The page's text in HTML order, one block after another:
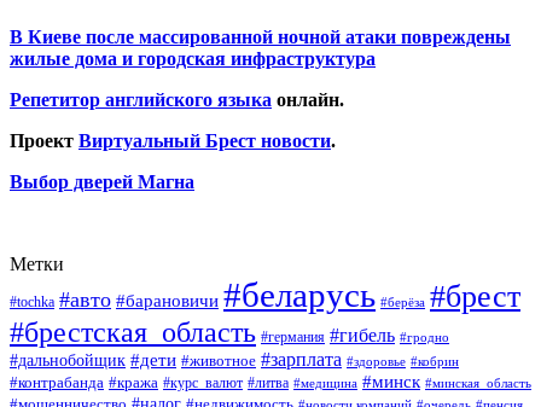
В Киеве после массированной ночной атаки повреждены
жилые дома и городская инфраструктура
Репетитор английского языка онлайн.
Проект Виртуальный Брест новости.
Выбор дверей Магна
Метки
#tochka #авто #барановичи #беларусь #берёза #брест
#брестская_область #германия #гибель #гродно
#дальнобойщик #дети #животное #зарплата #здоровье #кобрин
#контрабанда #кража #курс_валют #литва #медицина #минск #минская_область